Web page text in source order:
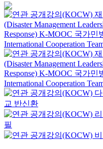
(Disaster Management
Response) K-MOOC 국가민
International Cooperation
(Disaster Management
Response) K-MOOC 국가민
International Cooperation
교 반신환
필